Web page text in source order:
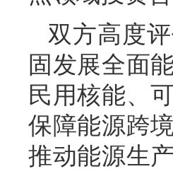
双方高度
固发展全面
民用核能、
保障能源跨
推动能源生